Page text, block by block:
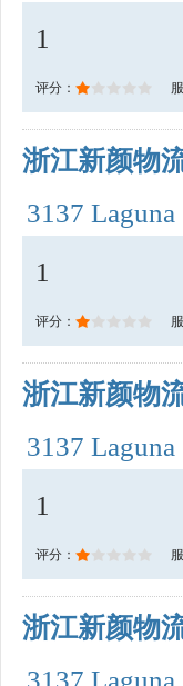
1
评分：
浙江新颜物
3137 Laguna
1
评分：
浙江新颜物
3137 Laguna
1
评分：
浙江新颜物
3137 Laguna